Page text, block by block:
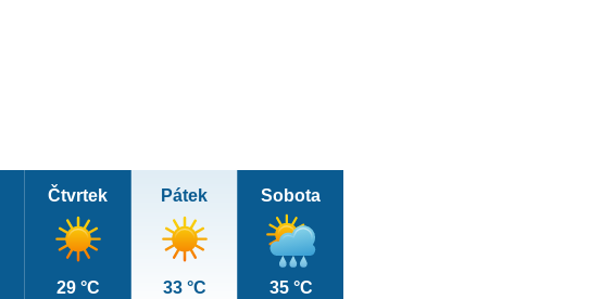
Čtvrtek
29 °C
Pátek
33 °C
Sobota
35 °C